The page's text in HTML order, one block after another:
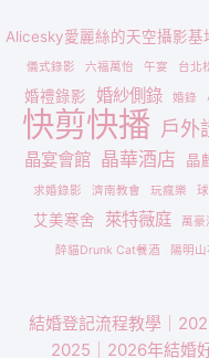
Alicesky愛麗絲的天空攝影基
儀式錄影
六福萬怡 午宴 台北
婚禮錄影
婚紗側錄 婚錄
快剪快播 戶外
晶宴會館 晶華酒店 晶
求婚錄影
濟南教會 玩瘋樂
艾美寒舍 萊特薇庭 萬豪
醉貓Drunk Cat餐酒 陽明
結婚登記流程教學｜
2025｜2026年結婚